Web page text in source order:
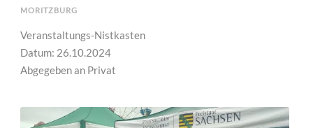
MORITZBURG
Veranstaltungs-Nistkasten
Datum: 26.10.2024
Abgegeben an Privat